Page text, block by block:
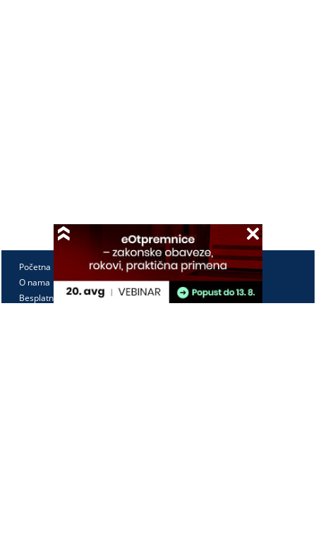
Početna
O nama
Besplatno